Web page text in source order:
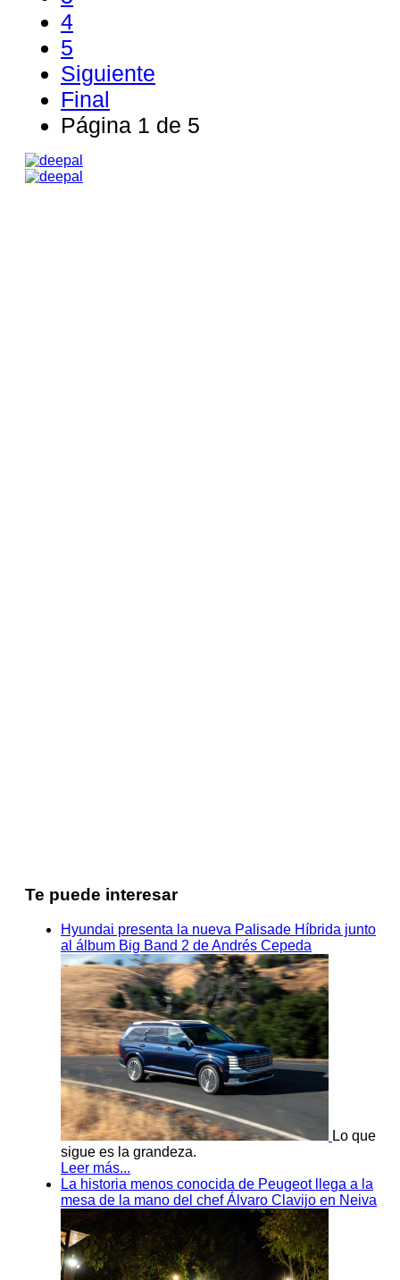
4
5
Siguiente
Final
Página 1 de 5
Te puede interesar
Hyundai presenta la nueva Palisade Híbrida junto
al álbum Big Band 2 de Andrés Cepeda
Lo que
sigue es la grandeza.
Leer más...
La historia menos conocida de Peugeot llega a la
mesa de la mano del chef Álvaro Clavijo en Neiva